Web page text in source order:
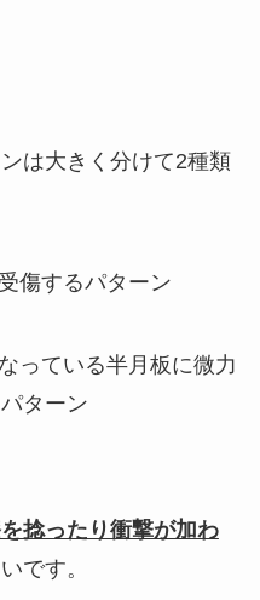
は大きく分けて2種類
傷するパターン
っている半月板に微力
ターン
捻ったり衝撃が加わ
です。